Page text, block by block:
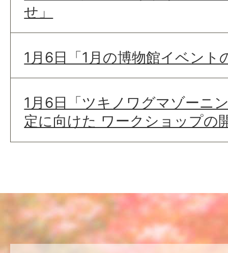
せ」
1月6日「1月の博物館イベント
1月6日「ツキノワグマゾーニ
定に向けた ワークショップの